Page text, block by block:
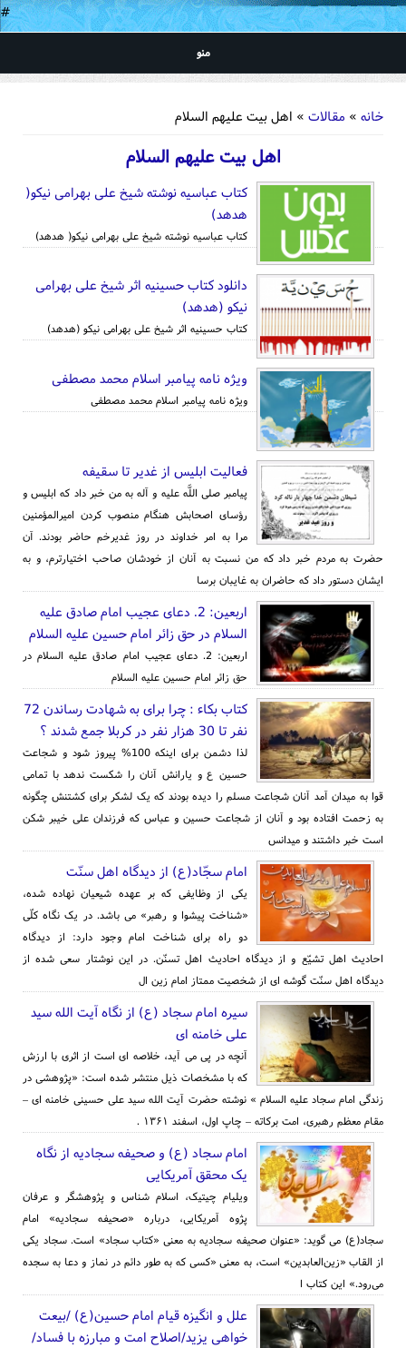
#
منو
خانه » مقالات » اهل بیت علیهم السلام
اهل بیت علیهم السلام
کتاب عباسیه نوشته شیخ علی بهرامی نیکو(
هدهد)
کتاب عباسیه نوشته شیخ علی بهرامی نیکو( هدهد)
دانلود کتاب حسینیه اثر شیخ علی بهرامی
نیکو (هدهد)
کتاب حسینیه اثر شیخ علی بهرامی نیکو (هدهد)
ویژه نامه پیامبر اسلام محمد مصطفی
ویژه نامه پیامبر اسلام محمد مصطفی
فعالیت ابلیس از غدیر تا سقیفه
پيامبر صلى اللَّه عليه و آله به من خبر داد كه ابليس و
رؤساى اصحابش هنگام منصوب كردن اميرالمؤمنين
مرا به امر خداوند در روز غديرخم حاضر بودند. آن
حضرت به مردم خبر داد كه من نسبت به آنان از خودشان صاحب اختيارترم، و به
ايشان دستور داد كه حاضران به غايبان برسا
اربعین: 2. دعای عجیب امام صادق علیه
السلام در حق زائر امام حسین علیه السلام
اربعین: 2. دعای عجیب امام صادق علیه السلام در
حق زائر امام حسین علیه السلام
کتاب بکاء : چرا برای به شهادت رساندن 72
نفر تا 30 هزار نفر در کربلا جمع شدند ؟
لذا دشمن برای اینکه 100% پیروز شود و شجاعت
حسین ع و یارانش آنان را شکست ندهد با تمامی
قوا به میدان آمد آنان شجاعت مسلم را دیده بودند که یک لشکر برای کشتنش چگونه
به زحمت افتاده بود و آنان از شجاعت حسین و عباس که فرزندان علی خیبر شکن
است خبر داشتند و میدانس
امام سجّاد(ع) از دیدگاه اهل سنّت
یکی از وظایفی که بر عهده شیعیان نهاده شده،
«شناخت پیشوا و رهبر» می باشد. در یک نگاه کلّی
دو راه برای شناخت امام وجود دارد: از دیدگاه
احادیث اهل تشیّع و از دیدگاه احادیث اهل تسنّن. در این نوشتار سعی شده از
دیدگاه اهل سنّت گوشه ای از شخصیت ممتاز امام زین ال
سیره امام سجاد (ع) از نگاه آیت الله سید
علی خامنه ای
آنچه در پی می آید، خلاصه ای است از اثری با ارزش
که با مشخصات ذیل منتشر شده است: «پژوهشی در
زندگی امام سجاد علیه السلام » نوشته حضرت آیت الله سید علی حسینی خامنه ای –
مقام معظم رهبری، امت برکاته – چاپ اول، اسفند ۱۳۶۱ .
امام سجاد (ع) و صحیفه سجادیه از نگاه
یک محقق آمریکایی
ویلیام چیتیک، اسلام شناس و پژوهشگر و عرفان
پژوه آمریکایی، درباره «صحیفه سجادیه» امام
سجاد(ع) می گوید: «عنوان صحیفه سجادیه به معنی «کتاب سجاد» است. سجاد یکی
از القاب «زین‌العابدین» است، به معنی «کسی که به طور دائم در نماز و دعا به سجده
می‌رود.» این کتاب ا
علل و انگیزه قیام امام حسین(ع) /بیعت
خواهی یزید/اصلاح امت و مبارزه با فساد/